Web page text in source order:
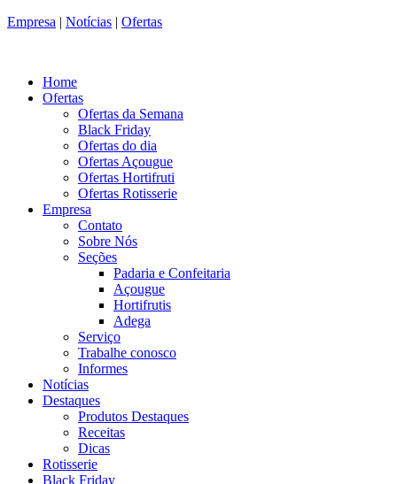
Empresa | Notícias | Ofertas
Home
Ofertas
Ofertas da Semana
Black Friday
Ofertas do dia
Ofertas Açougue
Ofertas Hortifruti
Ofertas Rotisserie
Empresa
Contato
Sobre Nós
Seções
Padaria e Confeitaria
Açougue
Hortifrutis
Adega
Serviço
Trabalhe conosco
Informes
Notícias
Destaques
Produtos Destaques
Receitas
Dicas
Rotisserie
Black Friday